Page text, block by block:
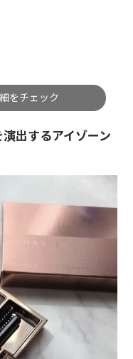
をチェック
演出するアイゾーン